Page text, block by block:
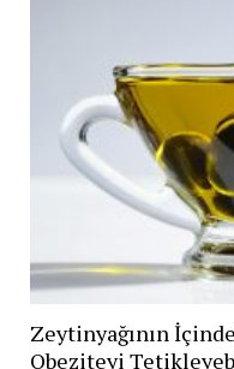
Zeytinyağının
Obeziteyi